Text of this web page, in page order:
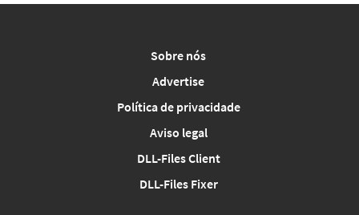
Sobre nós
Advertise
Política de privacidade
Aviso legal
DLL-Files Client
DLL-Files Fixer